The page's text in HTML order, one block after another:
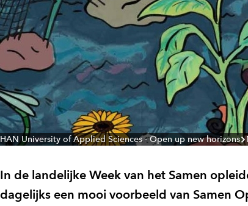
HAN University of Applied Sciences - Open up new horizons
In de landelijke Week van het Samen
dagelijks een mooi voorbeeld van Samen